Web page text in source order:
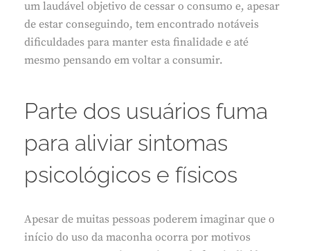
um laudável objetivo de cessar o consumo e, apesar
de estar conseguindo, tem encontrado notáveis
dificuldades para manter esta finalidade e até
mesmo pensando em voltar a consumir.
Parte dos usuários fuma
para aliviar sintomas
psicológicos e físicos
Apesar de muitas pessoas poderem imaginar que o
início do uso da maconha ocorra por motivos